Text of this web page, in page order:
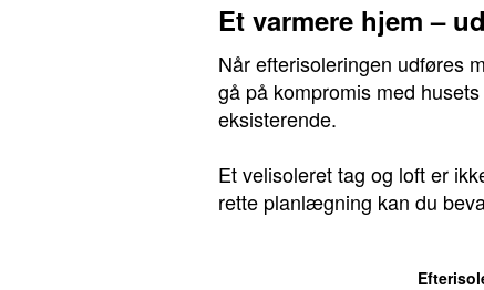
Et varmere hjem –
Når efterisoleringen udføres
gå på kompromis med
eksisterende.
Et velisoleret tag og loft er
rette planlægning kan du